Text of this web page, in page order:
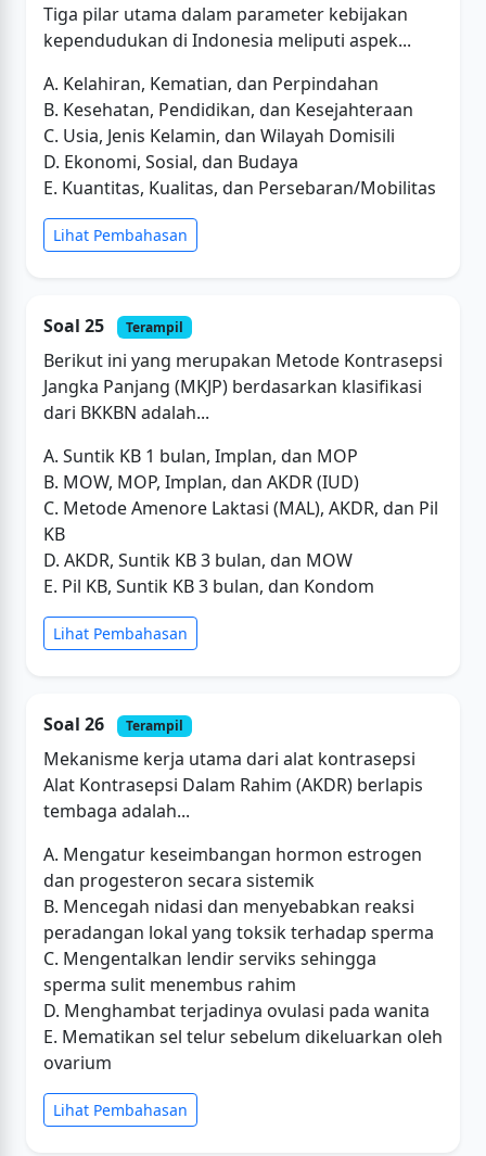
Tiga pilar utama dalam parameter kebijakan
kependudukan di Indonesia meliputi aspek...
A. Kelahiran, Kematian, dan Perpindahan
B. Kesehatan, Pendidikan, dan Kesejahteraan
C. Usia, Jenis Kelamin, dan Wilayah Domisili
D. Ekonomi, Sosial, dan Budaya
E. Kuantitas, Kualitas, dan Persebaran/Mobilitas
Lihat Pembahasan
Soal 25 Terampil
Berikut ini yang merupakan Metode Kontrasepsi
Jangka Panjang (MKJP) berdasarkan klasifikasi
dari BKKBN adalah...
A. Suntik KB 1 bulan, Implan, dan MOP
B. MOW, MOP, Implan, dan AKDR (IUD)
C. Metode Amenore Laktasi (MAL), AKDR, dan Pil
KB
D. AKDR, Suntik KB 3 bulan, dan MOW
E. Pil KB, Suntik KB 3 bulan, dan Kondom
Lihat Pembahasan
Soal 26 Terampil
Mekanisme kerja utama dari alat kontrasepsi
Alat Kontrasepsi Dalam Rahim (AKDR) berlapis
tembaga adalah...
A. Mengatur keseimbangan hormon estrogen
dan progesteron secara sistemik
B. Mencegah nidasi dan menyebabkan reaksi
peradangan lokal yang toksik terhadap sperma
C. Mengentalkan lendir serviks sehingga
sperma sulit menembus rahim
D. Menghambat terjadinya ovulasi pada wanita
E. Mematikan sel telur sebelum dikeluarkan oleh
ovarium
Lihat Pembahasan